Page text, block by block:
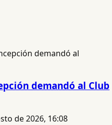
demandó al Club
de 2026, 16:08